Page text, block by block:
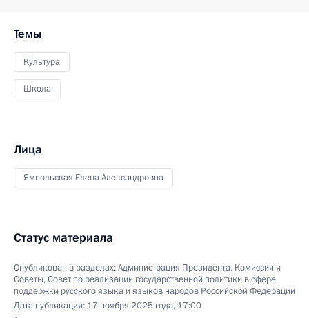
Темы
Культура
Школа
Лица
Ямпольская Елена Александровна
Статус материала
Опубликован в разделах:Администрация Президента, Комиссии и
Советы,Совет по реализации государственной политики в сфере
поддержки русского языка и языков народов Российской Федерации
Дата публикации: 17 ноября 2025 года, 17:00